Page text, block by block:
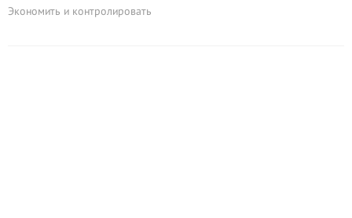
Экономить и контролировать